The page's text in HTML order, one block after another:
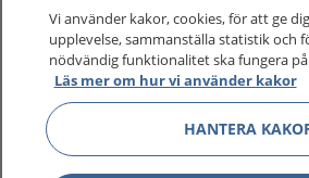
1177 på flera språk
Om 1177
Vi använder kakor, cookies, för att ge
upplevelse, sammanställa statistik och
nödvändig funktionalitet ska fungera
Läs mer om hur vi använder kakor
HANTERA